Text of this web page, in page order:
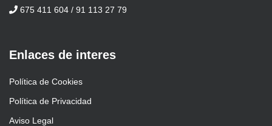
675 411 604 / 91 113 27 79
Enlaces de interes
Política de Cookies
Política de Privacidad
Aviso Legal